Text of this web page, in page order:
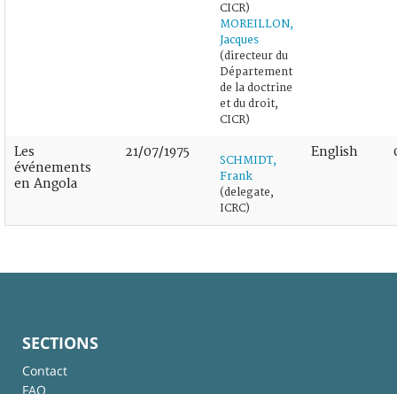
CICR)
MOREILLON,
Jacques
(directeur du
Département
de la doctrine
et du droit,
CICR)
Les
événements
en Angola
21/07/1975
SCHMIDT,
Frank
(delegate,
ICRC)
English
SECTIONS
Contact
FAQ